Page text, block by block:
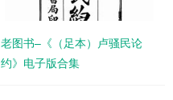
老图书–《（足本）卢骚民论
约》电子版合集